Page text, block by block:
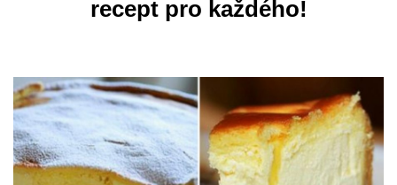
recept pro každého!